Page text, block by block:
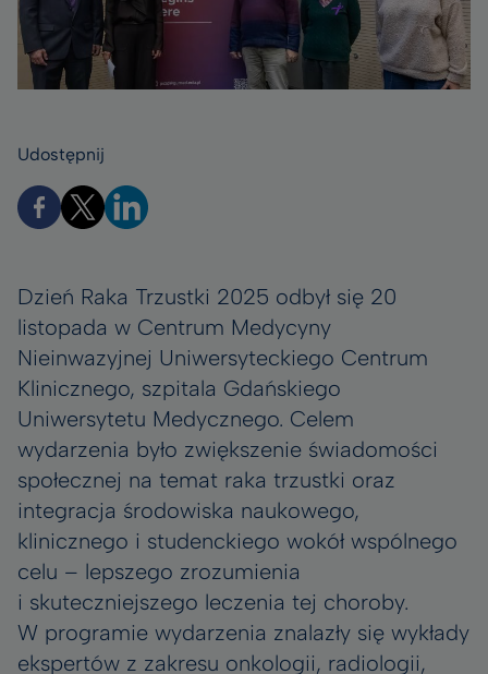
Udostępnij
Dzień Raka Trzustki 2025 odbył się 20
listopada w Centrum Medycyny
Nieinwazyjnej Uniwersyteckiego Centrum
Klinicznego, szpitala Gdańskiego
Uniwersytetu Medycznego. Celem
wydarzenia było zwiększenie świadomości
społecznej na temat raka trzustki oraz
integracja środowiska naukowego,
klinicznego i studenckiego wokół wspólnego
celu – lepszego zrozumienia
i skuteczniejszego leczenia tej choroby.
W programie wydarzenia znalazły się wykłady
ekspertów z zakresu onkologii, radiologii,